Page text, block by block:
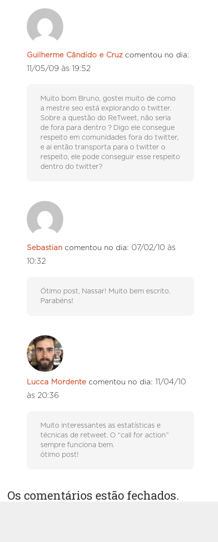
Guilherme Cândido e Cruz comentou no dia:
11/05/09 às 19:52
Muito bom Bruno, gostei muito de como
a mestre seo está explorando o twitter.
Sobre a questão do ReTweet, não seria
de fora para dentro ? Digo ele consegue
respeito em comunidades fora do twitter,
e ai então transporta para o twitter o
respeito, ele pode conseguir esse respeito
dentro do twitter?
Sebastian comentou no dia: 07/02/10 às
10:32
Ótimo post, Nassar! Muito bem escrito.
Parabéns!
Lucca Mordente comentou no dia: 11/04/10
às 20:36
Muito interessantes as estatísticas e
técnicas de retweet. O “call for action”
sempre funciona bem.
ótimo post!
Os comentários estão fechados.